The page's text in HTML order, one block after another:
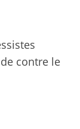
contre le